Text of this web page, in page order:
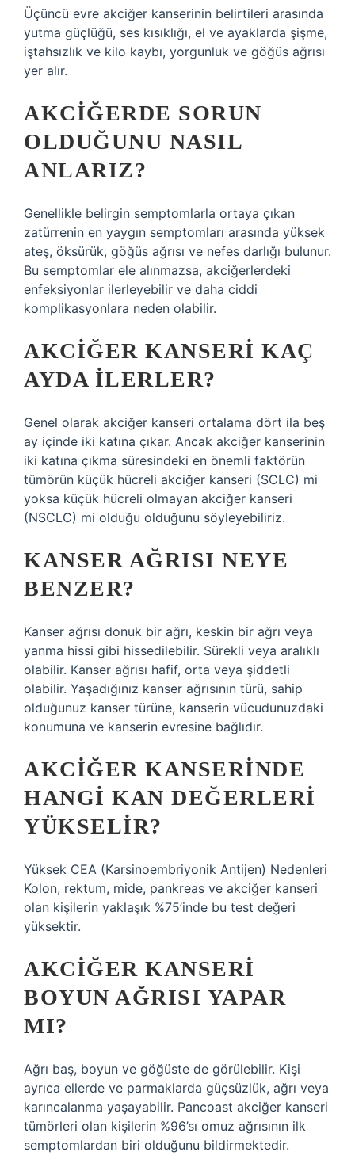
Üçüncü evre akciğer kanserinin belirtileri arasında
yutma güçlüğü, ses kısıklığı, el ve ayaklarda şişme,
iştahsızlık ve kilo kaybı, yorgunluk ve göğüs ağrısı
yer alır.
AKCIĞERDE SORUN
OLDUĞUNU NASIL
ANLARIZ?
Genellikle belirgin semptomlarla ortaya çıkan
zatürrenin en yaygın semptomları arasında yüksek
ateş, öksürük, göğüs ağrısı ve nefes darlığı bulunur.
Bu semptomlar ele alınmazsa, akciğerlerdeki
enfeksiyonlar ilerleyebilir ve daha ciddi
komplikasyonlara neden olabilir.
AKCIĞER KANSERI KAÇ
AYDA ILERLER?
Genel olarak akciğer kanseri ortalama dört ila beş
ay içinde iki katına çıkar. Ancak akciğer kanserinin
iki katına çıkma süresindeki en önemli faktörün
tümörün küçük hücreli akciğer kanseri (SCLC) mi
yoksa küçük hücreli olmayan akciğer kanseri
(NSCLC) mi olduğu olduğunu söyleyebiliriz.
KANSER AĞRISI NEYE
BENZER?
Kanser ağrısı donuk bir ağrı, keskin bir ağrı veya
yanma hissi gibi hissedilebilir. Sürekli veya aralıklı
olabilir. Kanser ağrısı hafif, orta veya şiddetli
olabilir. Yaşadığınız kanser ağrısının türü, sahip
olduğunuz kanser türüne, kanserin vücudunuzdaki
konumuna ve kanserin evresine bağlıdır.
AKCIĞER KANSERINDE
HANGI KAN DEĞERLERI
YÜKSELIR?
Yüksek CEA (Karsinoembriyonik Antijen) Nedenleri
Kolon, rektum, mide, pankreas ve akciğer kanseri
olan kişilerin yaklaşık %75’inde bu test değeri
yüksektir.
AKCIĞER KANSERI
BOYUN AĞRISI YAPAR
MI?
Ağrı baş, boyun ve göğüste de görülebilir. Kişi
ayrıca ellerde ve parmaklarda güçsüzlük, ağrı veya
karıncalanma yaşayabilir. Pancoast akciğer kanseri
tümörleri olan kişilerin %96’sı omuz ağrısının ilk
semptomlardan biri olduğunu bildirmektedir.